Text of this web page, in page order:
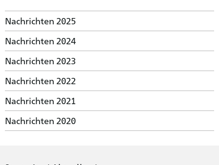
Nachrichten 2025
Nachrichten 2024
Nachrichten 2023
Nachrichten 2022
Nachrichten 2021
Nachrichten 2020